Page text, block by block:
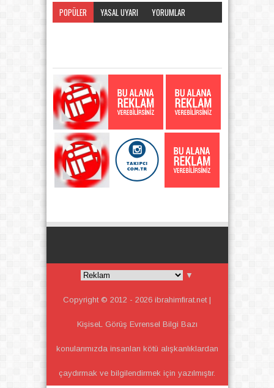
POPÜLER YASAL UYARI
YORUMLAR
▼
Copyright © 2012 - 2026 ibrahimfirat.net |
KişiseL Görüş Evrensel Bilgi Bazı
konularımızda insanları kötü alışkanlıklardan
çaydırmak ve bilgilendirmek için yazılmıştır.